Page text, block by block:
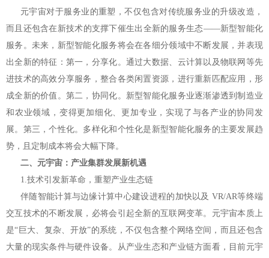
元宇宙对于服务业的重塑，不仅包含对传统服务业的升级改造，
而且还包含在新技术的支撑下催生出全新的服务生态——新型智能化
服务。未来，新型智能化服务将会在各细分领域中不断发展，并表现
出全新的特征：第一，分享化。通过大数据、云计算以及物联网等先
进技术的高效分享服务，整合各类闲置资源，进行重新匹配应用，形
成全新的价值。第二，协同化。新型智能化服务业逐渐渗透到制造业
和农业领域，变得更加细化、更加专业，实现了与各产业的协同发
展。第三，个性化。多样化和个性化是新型智能化服务的主要发展趋
势，且定制成本将会大幅下降。
二、元宇宙：产业集群发展新机遇
1.技术引发新革命，重塑产业生态链
伴随智能计算与边缘计算中心建设进程的加快以及 VR/AR等终端
交互技术的不断发展，必将会引起全新的互联网变革。元宇宙本质上
是“巨大、复杂、开放”的系统，不仅包含整个网络空间，而且还包含
大量的现实条件与硬件设备。从产业生态和产业链方面看，目前元宇